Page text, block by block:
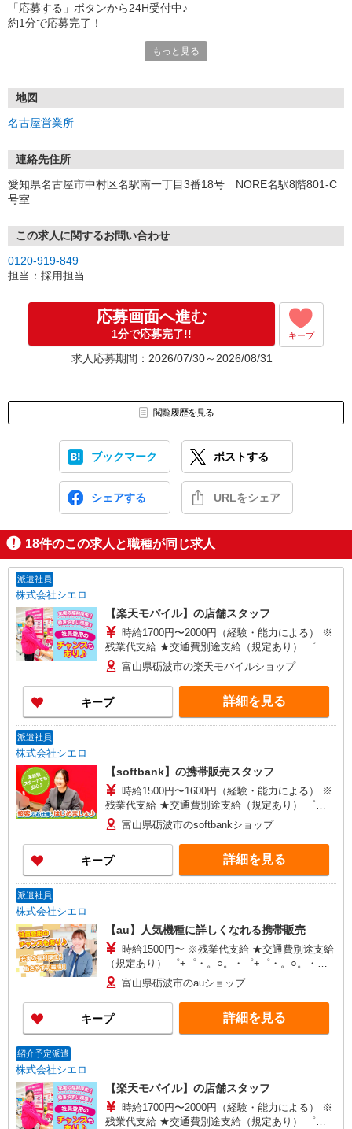
「応募する」ボタンから24H受付中♪
約1分で応募完了！
①応募から3営業日を目安に、メールorお電話でご連絡します。
★スマホでWEB面接（LINEなど）・出張面接・事務所面接と選べま
す
③面接実施（履歴書不要）
④勤務開始（スタート日は応相談）
お気軽にご応募ください♪
もっと見る
地図
名古屋営業所
連絡先住所
愛知県名古屋市中村区名駅南一丁目3番18号 NORE名駅8階801-C
号室
この求人に関するお問い合わせ
0120-919-849
担当：採用担当
応募画面へ進む
1分で応募完了!! キープ
求人応募期間：2026/07/30～2026/08/31
閲覧履歴を見る
ブックマーク ポストする
シェアする URLをシェア
18件のこの求人と職種が同じ求人
派遣社員
株式会社シエロ
【楽天モバイル】の店舗スタッフ
時給1700円〜2000円（経験・能力による） ※
残業代支給 ★交通費別途支給（規定あり） ゜
+゜・。○。・゜+゜・。○。・゜+゜ 入社祝い金10
万円支給(規定有) お友達を紹介頂くと, インセンテ
ィブ支給(規定有) ★月2回払い・週払い可能（規程
有）★ ゜・。○。・゜+゜・。○。・゜+゜
富山県砺波市の楽天モバイルショップ
キープ 詳細を見る
派遣社員
株式会社シエロ
【softbank】の携帯販売スタッフ
時給1500円〜1600円（経験・能力による） ※
残業代支給 ★交通費別途支給（規定あり） ゜
+゜・。○。・゜+゜・。○。・゜+゜ 入社祝い金10
万円支給(規定有) お友達を紹介頂くと, インセンテ
ィブ支給(規定有) ★月2回払い・週払い可能（規程
有）★ ゜・。○。・゜+゜・。○。・゜+゜
富山県砺波市のsoftbankショップ
キープ 詳細を見る
派遣社員
株式会社シエロ
【au】人気機種に詳しくなれる携帯販売
時給1500円〜 ※残業代支給 ★交通費別途支給
（規定あり） ゜+゜・。○。・゜+゜・。○。・゜
+゜ 入社祝い金10万円支給(規定有) お友達を紹介
頂くと, インセンティブ支給(規定有) ★月2回払
い・週払い可能（規程有）★ ゜・。○。・゜
+゜・。○。・゜+゜
富山県砺波市のauショップ
キープ 詳細を見る
紹介予定派遣
株式会社シエロ
【楽天モバイル】の店舗スタッフ
時給1700円〜2000円（経験・能力による） ※
残業代支給 ★交通費別途支給（規定あり） ゜